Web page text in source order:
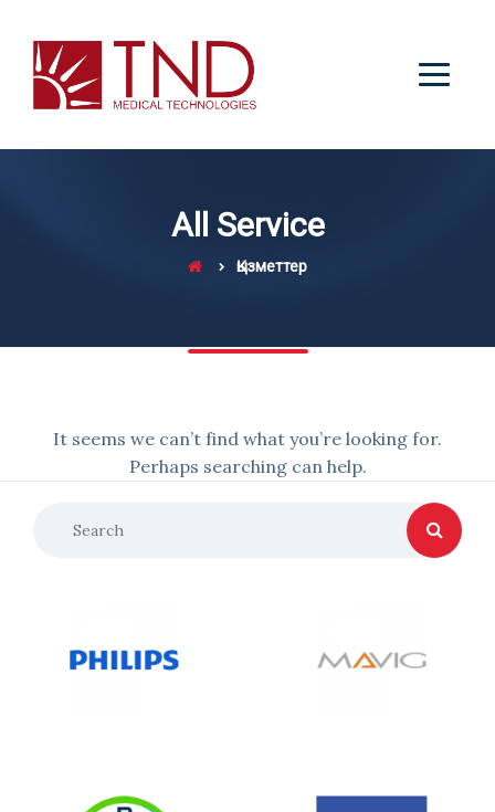
All Service
Қызметтер
It seems we can’t find what you’re looking for.
Perhaps searching can help.